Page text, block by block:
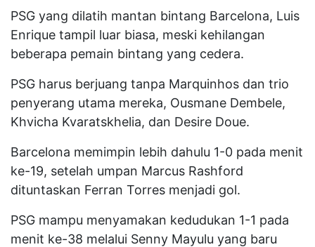
PSG yang dilatih mantan bintang Barcelona, Luis
Enrique tampil luar biasa, meski kehilangan
beberapa pemain bintang yang cedera.
PSG harus berjuang tanpa Marquinhos dan trio
penyerang utama mereka, Ousmane Dembele,
Khvicha Kvaratskhelia, dan Desire Doue.
Barcelona memimpin lebih dahulu 1-0 pada menit
ke-19, setelah umpan Marcus Rashford
dituntaskan Ferran Torres menjadi gol.
PSG mampu menyamakan kedudukan 1-1 pada
menit ke-38 melalui Senny Mayulu yang baru